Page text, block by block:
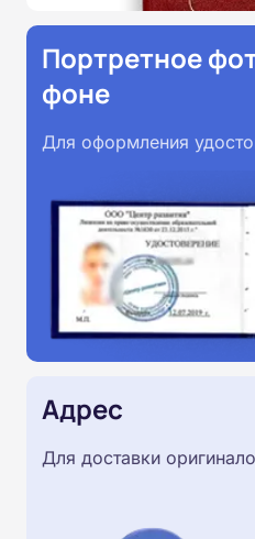
Портретное
фоне
Для оформления
Адрес
Для доставки